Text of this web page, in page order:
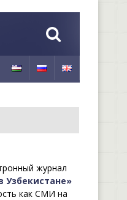
журнал
Узбекистане»
как СМИ на